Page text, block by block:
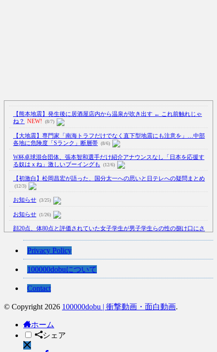
【熊本地震】発生後に居酒屋店内から温泉が吹き出す ← これ前触れじゃ
ね？ NEW! (8/7)
【大地震】専門家「南海トラフだけでなく直下型地震にも注意を」…中部
各地に危険度「Sランク」断層帯 (8/6)
W杯卓球混合団体、張本智和選手だけ紹介アナウンスなし「日本を応援す
る奴はｘね」激しいブーイングも
(12/6)
【初激白】松岡昌宏が語った、国分太一への思いと日テレへの疑問まとめ
(12/3)
お知らせ (3/25)
お知らせ (1/26)
顔20点、体80点と評価されていた女子学生が男子学生らの性の捌け口にさ
【中国】処理水の問題化狙うも不発？ASEAN関連会合で賛同広がらず
【韓国】54.1％「IAEA報告書を信用しない」
Powered by livedoor 相互RSS
Privacy Policy
100000dobuについて
Contact
© Copyright 2026 100000dobu | 衝撃動画・面白動画.
ホーム
シェア